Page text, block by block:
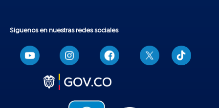
Síguenos en nuestras redes sociales
T
i
k